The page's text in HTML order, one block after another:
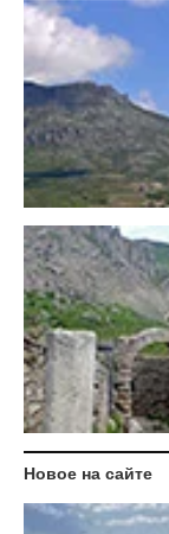
Новое на сайте